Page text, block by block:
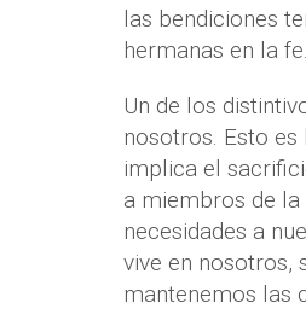
las bendiciones
hermanas en la fe.
Un de los
nosotros. Esto
implica el
a miembros de
necesidades a
vive en nosotros,
mantenemos las